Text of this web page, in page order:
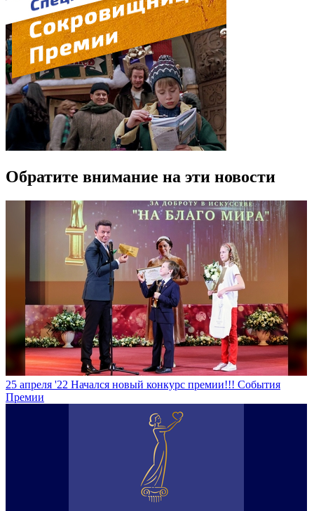
Обратите внимание на эти новости
25 апреля '22 Начался новый конкурс премии!!! События
Премии